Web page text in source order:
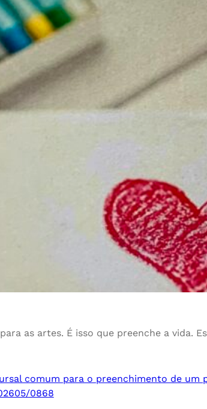
as artes. É isso que preenche a vida.
comum para o preenchimento de
0868